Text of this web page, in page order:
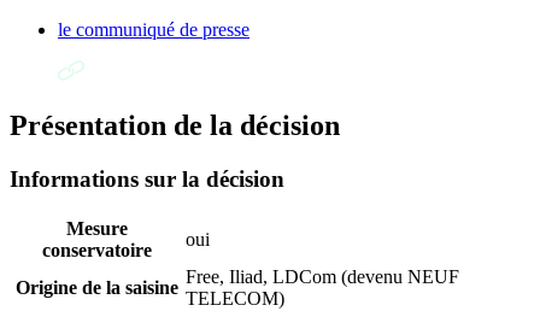
le communiqué de presse
Présentation de la décision
Informations sur la décision
Mesure
conservatoire
oui
Origine de la saisine
Free, Iliad, LDCom (devenu NEUF
TELECOM)